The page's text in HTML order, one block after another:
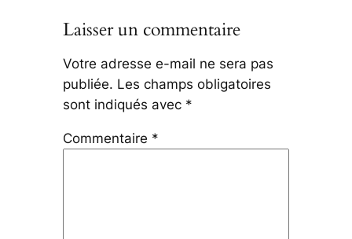
Laisser un commentaire
Votre adresse e-mail ne sera pas
publiée. Les champs obligatoires
sont indiqués avec *
Commentaire *